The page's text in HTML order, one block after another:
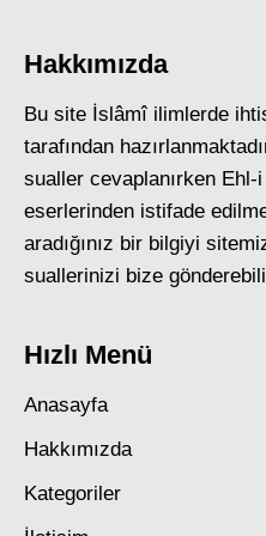
Hakkımızda
Bu site İslâmî ilimlerde
tarafından
sualler cevaplanırken
eserlerinden istifade
aradığınız bir bilgiyi
suallerinizi bize
Hızlı Menü
Anasayfa
Hakkımızda
Kategoriler